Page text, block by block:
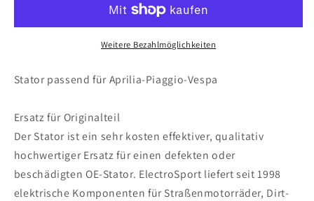
für
125
2013
passend
für
Aprilia
125
2013
Weitere Bezahlmöglichkeiten
Stator passend für Aprilia-Piaggio-Vespa
Ersatz für Originalteil
Der Stator ist ein sehr kosten effektiver, qualitativ
hochwertiger Ersatz für einen defekten oder
beschädigten OE-Stator. ElectroSport liefert seit 1998
elektrische Komponenten für Straßenmotorräder, Dirt-